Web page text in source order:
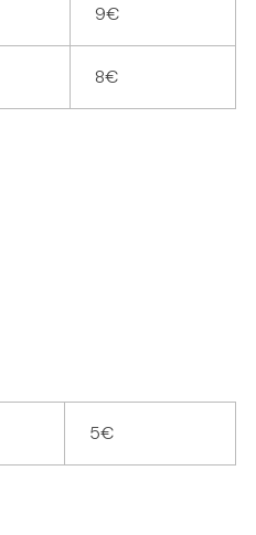
9€
8€
5€